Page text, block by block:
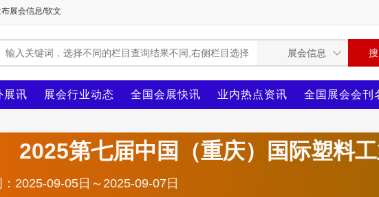
展会信息/软文
展讯 展会行业动态 全国会展快讯 业内热点资讯 全国展会会刊
2025第七届中国（重庆）国际塑料
2025-09-05日～2025-09-07日